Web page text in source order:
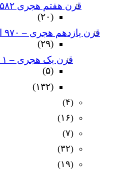
قرن هفتم هجری ۵۸۲ الی ۶۷۹ شمسی
(۲۰)
قرن یازدهم هجری – ۹۷۰ الی ۱۰۶۷ شمسی
(۲۹)
قرن یک هجری – ۱ الی ۹۷ شمسی –
(۵)
(۱۳۲)
(۴)
(۱۶)
(۷)
(۳۲)
(۱۹)